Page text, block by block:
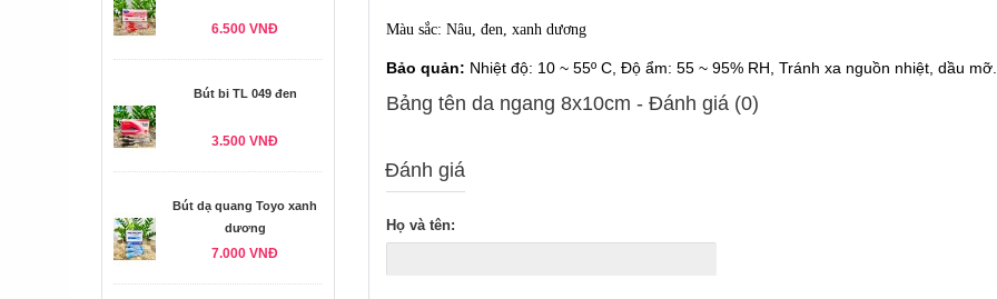
6.500 VNĐ
Bút bi TL 049 đen
3.500 VNĐ
Bút dạ quang Toyo xanh
dương
7.000 VNĐ
Màu sắc: Nâu, đen, xanh dương
Bảo quản: Nhiệt độ: 10 ~ 55º C, Độ ẩm: 55 ~ 95% RH, Tránh xa nguồn nhiệt, dầu mỡ.
Bảng tên da ngang 8x10cm - Ðánh giá (0)
Đánh giá
Họ và tên: